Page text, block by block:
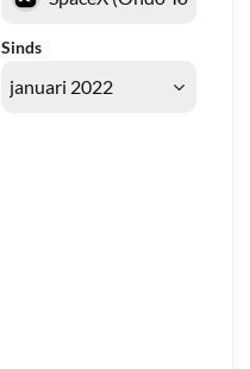
Sinds